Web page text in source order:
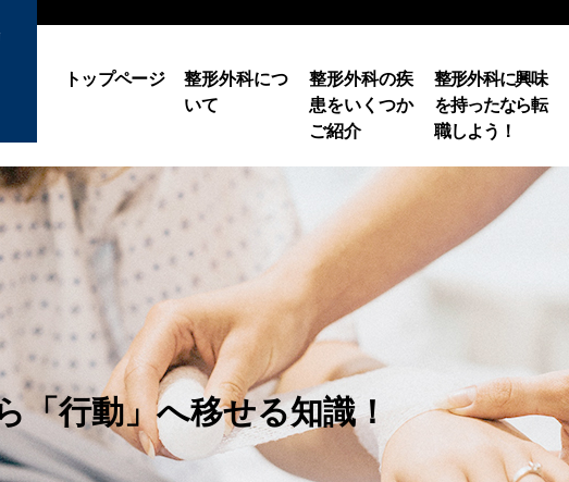
トップページ
整形外科につ
いて
整形外科の疾
患をいくつか
ご紹介
整形外科に興味
を持ったなら転
職しよう！
「行動」へ移せる知識！